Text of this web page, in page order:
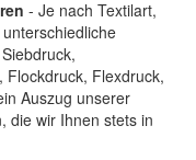
- Je nach Textilart,
Flockdruck, Flexdruck,
Auszug unserer
die wir Ihnen stets in